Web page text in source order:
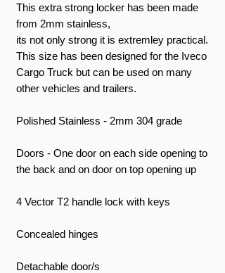
This extra strong locker has been made
from 2mm stainless,
its not only strong it is extremley practical.
This size has been designed for the Iveco
Cargo Truck but can be used on many
other vehicles and trailers.
Polished Stainless - 2mm 304 grade
Doors - One door on each side opening to
the back and on door on top opening up
4 Vector T2 handle lock with keys
Concealed hinges
Detachable door/s